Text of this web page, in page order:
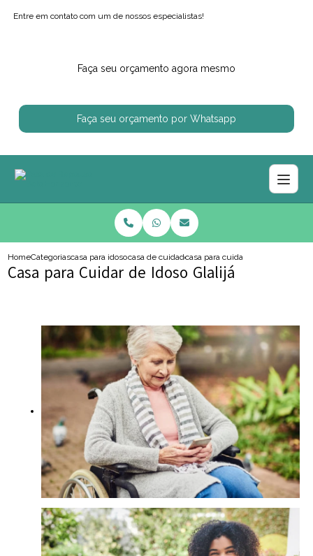
Entre em contato com um de nossos especialistas!
Faça seu orçamento agora mesmo
Faça seu orçamento por Whatsapp
HomeCategoriascasa para idososcasa de cuidador de idosocasa para cuidar de idoso glalija
Casa para Cuidar de Idoso Glalijá